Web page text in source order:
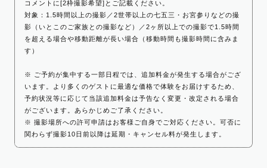
コメントに[2枠撮影希望]とご記載ください。
対象：1.5時間以上の撮影／2世帯以上の七五三・お宮参りなどの撮
影（いとこのご家族との撮影など）／2ヶ所以上での撮影で1.5時間
を超える場合や移動距離が長い場合（移動時間も撮影時間に含みま
す）
※ ご予約が集中する一部日程では、追加料金が発生する場合がござ
います。より多くのゲストに最適な価格で体験をお届けするため、
予約状況等に応じて当該追加料金は予告なく変更・改定される場合
がございます。あらかじめご了承ください。
※ 撮影場所への許可申請はお客様ご自身でご対応ください。可否に
関わらず撮影10日前以降は延期・キャンセル料が発生します。